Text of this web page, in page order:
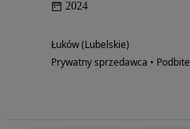
2024
Łuków (Lubelskie)
Prywatny sprzedawca • Podbite